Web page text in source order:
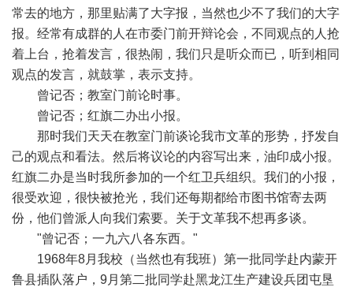
常去的地方，那里贴满了大字报，当然也少不了我们的大字
报。经常有成群的人在市委门前开辩论会，不同观点的人抢
着上台，抢着发言，很热闹，我们只是听众而已，听到相同
观点的发言，就鼓掌，表示支持。
曾记否；教室门前论时事。
曾记否；红旗二办出小报。
那时我们天天在教室门前谈论我市文革的形势，抒发自
己的观点和看法。然后将议论的内容写出来，油印成小报。
红旗二办是当时我所参加的一个红卫兵组织。我们的小报，
很受欢迎，很快被抢光，我们还每期都给市图书馆寄去两
份，他们曾派人向我们索要。关于文革我不想再多谈。
"曾记否；一九六八各东西。"
1968年8月我校（当然也有我班）第一批同学赴内蒙开
鲁县插队落户，9月第二批同学赴黑龙江生产建设兵团屯垦